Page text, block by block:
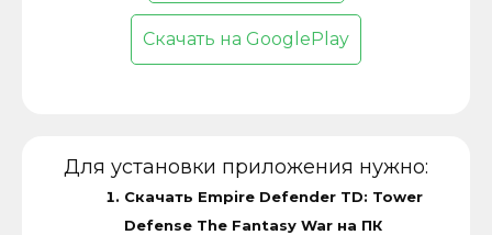
Скачать на GooglePlay
Для установки приложения нужно:
Скачать Empire Defender TD: Tower
Defense The Fantasy War на ПК